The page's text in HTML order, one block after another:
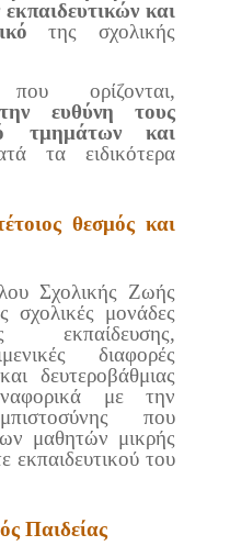
και
της σχολικής
ορίζονται,
ευθύνη τους
τμημάτων και
τα ειδικότερα
θεσμός και
Σχολικής Ζωής
σχολικές μονάδες
εκπαίδευσης,
διαφορές
δευτεροβάθμιας
με την
που
μαθητών μικρής
εκπαιδευτικού του
Παιδείας